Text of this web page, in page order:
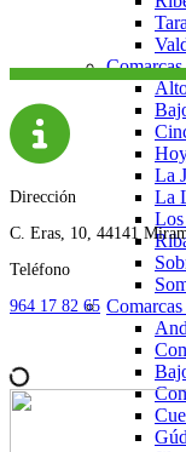
La
La
Dirección
C. Eras, 10, 44141
Teléfono
964 17 82 65